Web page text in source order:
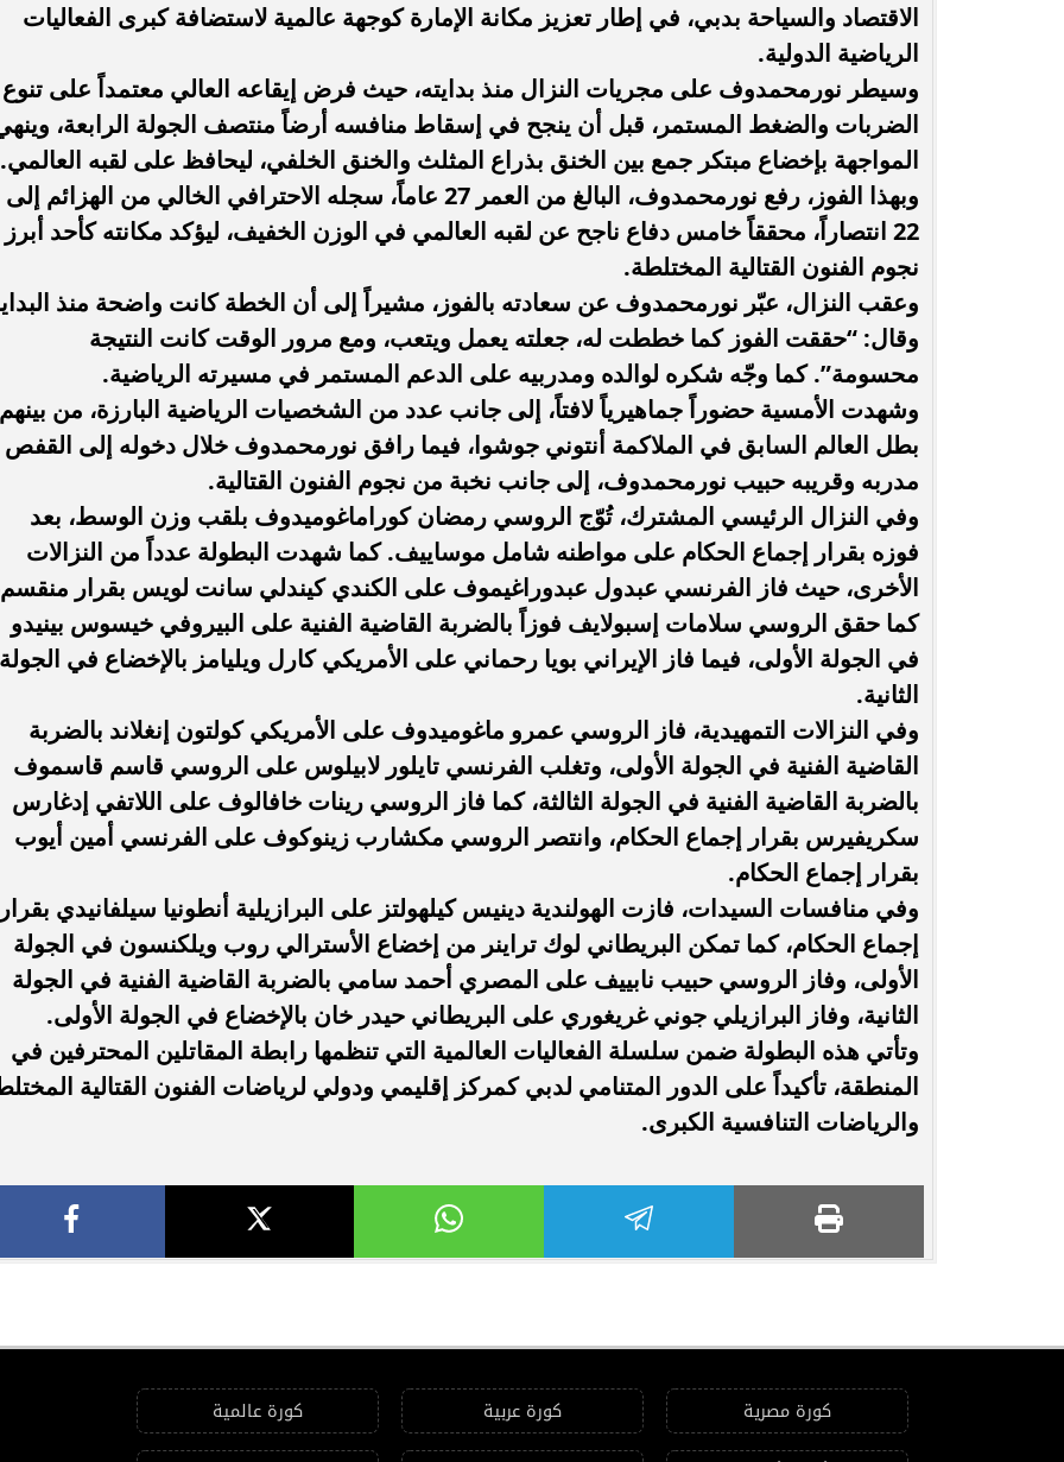
الاقتصاد والسياحة بدبي، في إطار تعزيز مكانة الإمارة كوجهة عالمية لاستضافة كبرى الفعاليات
الرياضية الدولية.
وسيطر نورمحمدوف على مجريات النزال منذ بدايته، حيث فرض إيقاعه العالي معتمداً على تنوع
الضربات والضغط المستمر، قبل أن ينجح في إسقاط منافسه أرضاً منتصف الجولة الرابعة،
المواجهة بإخضاع مبتكر جمع بين الخنق بذراع المثلث والخنق الخلفي، ليحافظ على لقبه العالمي.
وبهذا الفوز، رفع نورمحمدوف، البالغ من العمر 27 عاماً، سجله الاحترافي الخالي من الهزائم إلى
22 انتصاراً، محققاً خامس دفاع ناجح عن لقبه العالمي في الوزن الخفيف، ليؤكد مكانته كأحد أبرز
نجوم الفنون القتالية المختلطة.
وعقب النزال، عبّر نورمحمدوف عن سعادته بالفوز، مشيراً إلى أن الخطة كانت واضحة منذ
وقال: “حققت الفوز كما خططت له، جعلته يعمل ويتعب، ومع مرور الوقت كانت النتيجة
محسومة”. كما وجّه شكره لوالده ومدربيه على الدعم المستمر في مسيرته الرياضية.
وشهدت الأمسية حضوراً جماهيرياً لافتاً، إلى جانب عدد من الشخصيات الرياضية البارزة، من بينهم
بطل العالم السابق في الملاكمة أنتوني جوشوا، فيما رافق نورمحمدوف خلال دخوله إلى القفص
مدربه وقريبه حبيب نورمحمدوف، إلى جانب نخبة من نجوم الفنون القتالية.
وفي النزال الرئيسي المشترك، تُوّج الروسي رمضان كوراماغوميدوف بلقب وزن الوسط، بعد
فوزه بقرار إجماع الحكام على مواطنه شامل موساييف. كما شهدت البطولة عدداً من النزالات
الأخرى، حيث فاز الفرنسي عبدول عبدوراغيموف على الكندي كيندلي سانت لويس بقرار
كما حقق الروسي سلامات إسبولايف فوزاً بالضربة القاضية الفنية على البيروفي خيسوس بينيدو
في الجولة الأولى، فيما فاز الإيراني بويا رحماني على الأمريكي كارل ويليامز بالإخضاع في الجولة
الثانية.
وفي النزالات التمهيدية، فاز الروسي عمرو ماغوميدوف على الأمريكي كولتون إنغلاند بالضربة
القاضية الفنية في الجولة الأولى، وتغلب الفرنسي تايلور لابيلوس على الروسي قاسم قاسموف
بالضربة القاضية الفنية في الجولة الثالثة، كما فاز الروسي رينات خافالوف على اللاتفي إدغارس
سكريفيرس بقرار إجماع الحكام، وانتصر الروسي مكشارب زينوكوف على الفرنسي أمين أيوب
بقرار إجماع الحكام.
وفي منافسات السيدات، فازت الهولندية دينيس كيلهولتز على البرازيلية أنطونيا سيلفانيدي بقرار
إجماع الحكام، كما تمكن البريطاني لوك تراينر من إخضاع الأسترالي روب ويلكنسون في الجولة
الأولى، وفاز الروسي حبيب نابييف على المصري أحمد سامي بالضربة القاضية الفنية في الجولة
الثانية، وفاز البرازيلي جوني غريغوري على البريطاني حيدر خان بالإخضاع في الجولة الأولى.
وتأتي هذه البطولة ضمن سلسلة الفعاليات العالمية التي تنظمها رابطة المقاتلين المحترفين في
المنطقة، تأكيداً على الدور المتنامي لدبي كمركز إقليمي ودولي لرياضات الفنون القتالية
والرياضات التنافسية الكبرى.
كورة مصرية كورة عربية
كورة عالمية